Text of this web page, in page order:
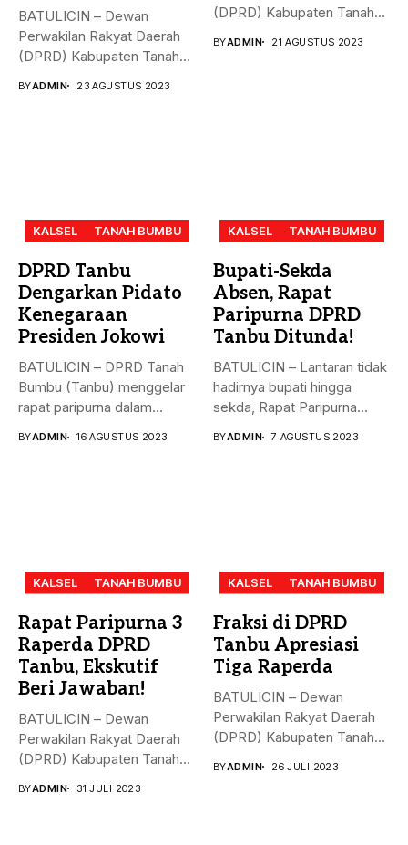
BATULICIN – Dewan
Perwakilan Rakyat Daerah
(DPRD) Kabupaten Tanah
BYADMIN 23 AGUSTUS 2023
(DPRD) Kabupaten Tanah
BYADMIN 21 AGUSTUS 2023
KALSEL TANAH BUMBU
DPRD Tanbu
Dengarkan Pidato
Kenegaraan
Presiden Jokowi
BATULICIN – DPRD Tanah
Bumbu (Tanbu) menggelar
rapat paripurna dalam
BYADMIN 16 AGUSTUS 2023
KALSEL TANAH BUMBU
Bupati-Sekda
Absen, Rapat
Paripurna DPRD
Tanbu Ditunda!
BATULICIN – Lantaran tidak
hadirnya bupati hingga
sekda, Rapat Paripurna
BYADMIN 7 AGUSTUS 2023
KALSEL TANAH BUMBU
Rapat Paripurna 3
Raperda DPRD
Tanbu, Ekskutif
Beri Jawaban!
BATULICIN – Dewan
Perwakilan Rakyat Daerah
(DPRD) Kabupaten Tanah
BYADMIN 31 JULI 2023
KALSEL TANAH BUMBU
Fraksi di DPRD
Tanbu Apresiasi
Tiga Raperda
BATULICIN – Dewan
Perwakilan Rakyat Daerah
(DPRD) Kabupaten Tanah
BYADMIN 26 JULI 2023